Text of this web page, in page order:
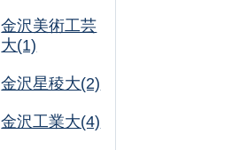
金沢美術工芸
大(1)
金沢星稜大(2)
金沢工業大(4)